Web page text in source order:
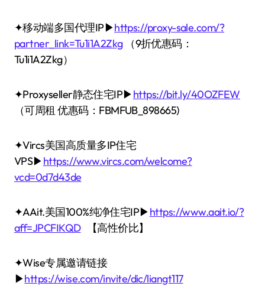
✦移动端多国代理IP▶https://proxy-sale.com/?
partner_link=Tu1i1A2Zkg（9折优惠码：
Tu1i1A2Zkg）
✦Proxyseller静态住宅IP▶https://bit.ly/40OZFEW
（可周租 优惠码：FBMFUB_898665)
✦Vircs美国高质量多IP住宅
VPS▶https://www.vircs.com/welcome?
vcd=0d7d43de
✦AAit.美国100%纯净住宅IP▶https://www.aait.io/?
aff=JPCFIKQD【高性价比】
✦Wise专属邀请链接
▶https://wise.com/invite/dic/liangt117